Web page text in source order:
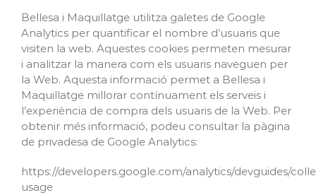
Bellesa i Maquillatge utilitza galetes de Google
Analytics per quantificar el nombre d’usuaris que
visiten la web. Aquestes cookies permeten mesurar
i analitzar la manera com els usuaris naveguen per
la Web. Aquesta informació permet a Bellesa i
Maquillatge millorar contínuament els serveis i
l’experiència de compra dels usuaris de la Web. Per
obtenir més informació, podeu consultar la pàgina
de privadesa de Google Analytics:
https://developers.google.com/analytics/devguides/
usage